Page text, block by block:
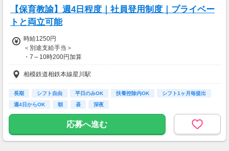
【保育教諭】週4日程度｜社員登用制度｜プライベー
トと両立可能
時給1250円
＜別途支給手当＞
・7～10時200円加算
18時以降100円加算
・早朝短時間手当 500円／回（7時～10時勤務）
・賃金改善手当 週20時間以上勤務 5,000円／月
・職員処遇改善手当 40,000円／月（対象：有資格者、福祉施設で8年
相模鉄道相鉄本線星川駅
長期 シフト自由 平日のみOK 扶養控除内OK
シフト1ヶ月毎提出
週4日からOK
朝 昼 深夜
応募へ進む